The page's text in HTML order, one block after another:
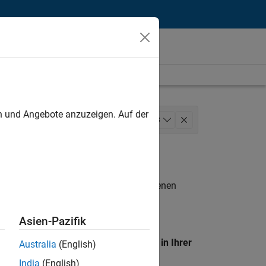
Communications 3
. Wenn Sie noch immer keine offenen
unseres
Standort, um alle Stellenangebote in Ihrer
Angebote anzuzeigen. Auf der
Asien-Pazifik
Australia (English)
India (English)